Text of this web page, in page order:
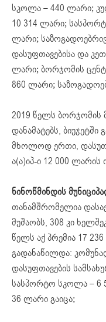
სკოლა – 440 ლარი;
10 314 ლარი;
ლარი;
დასუფთავებისა და
ლარი; ბორჯომის
860 ლარი;
2019 წელს ბორჯომის
დანამატებს,
მხოლოდ ერთი,
ა(ა)იპ-ი 12 000
ნინოწმინდის
თანამშრომელია
მუშაობს, 308 კი
წელს აქ პრემია 17
გადანაწილდა:
დასუფთავების
სასპორტო სკოლა – 6
36 ლარი გაიცა;